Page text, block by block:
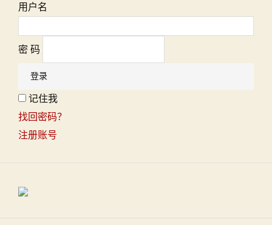
用户名
密 码
记住我
找回密码？
注册账号